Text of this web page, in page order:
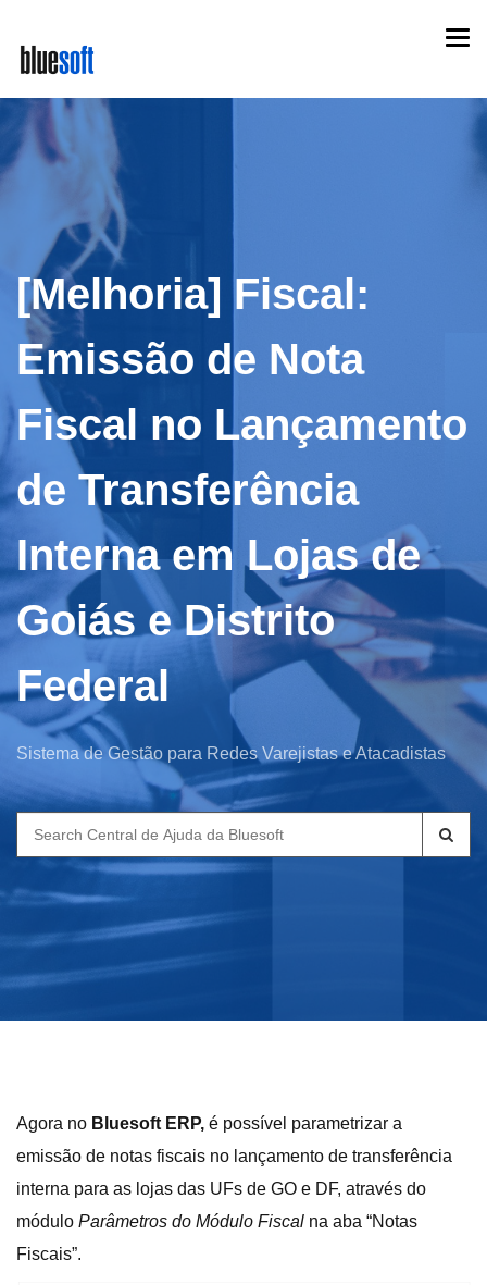
main
[Melhoria] Fiscal:
Emissão de Nota
Fiscal no Lançamento
de Transferência
Interna em Lojas de
Goiás e Distrito
Federal
Sistema de Gestão para Redes Varejistas e Atacadistas
Search
for:
Agora no Bluesoft ERP, é possível parametrizar a
emissão de notas fiscais no lançamento de transferência
interna para as lojas das UFs de GO e DF, através do
módulo Parâmetros do Módulo Fiscal na aba “Notas
Fiscais”.